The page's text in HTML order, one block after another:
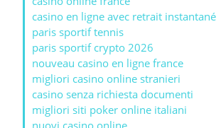
casino en ligne avec retrait instantané
paris sportif tennis
paris sportif crypto 2026
nouveau casino en ligne france
migliori casino online stranieri
casino senza richiesta documenti
migliori siti poker online italiani